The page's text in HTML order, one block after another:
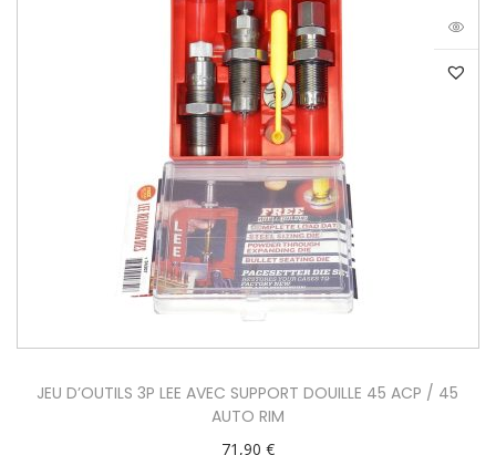
JEU D’OUTILS 3P LEE AVEC SUPPORT DOUILLE 45 ACP / 45
AUTO RIM
71,90 €